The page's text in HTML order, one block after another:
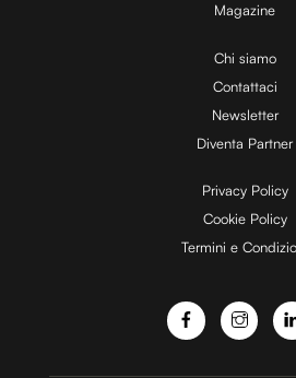
i
d
e
o
Magazine
Chi siamo
Contattaci
Newsletter
Diventa Partner
Privacy Policy
Cookie Policy
Termini e